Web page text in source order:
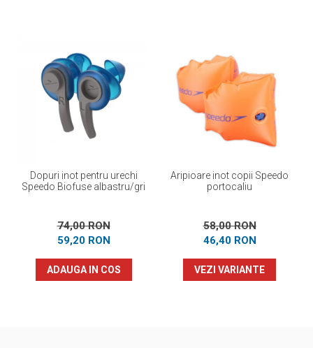
Dopuri inot pentru urechi
Speedo Biofuse albastru/gri
74,00 RON
59,20 RON
ADAUGA IN COS
Aripioare inot copii Speedo
portocaliu
58,00 RON
46,40 RON
VEZI VARIANTE